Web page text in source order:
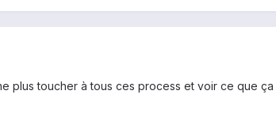
plus toucher à tous ces process et voir ce que